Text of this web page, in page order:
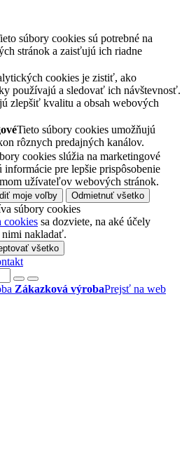
súbory cookies sú potrebné na
stránok a zaisťujú ich riadne
cookies je zistiť, ako
používajú a sledovať ich návštevnosť.
zlepšiť kvalitu a obsah webových
Tieto súbory cookies umožňujú
rôznych predajných kanálov.
cookies slúžia na marketingové
pre lepšie prispôsobenie
užívateľov webových stránok.
moje voľby Odmietnuť všetko
súbory cookies
cookies sa dozviete, na aké účely
nimi nakladať.
všetko
Zákazková výrobaPrejsť na web